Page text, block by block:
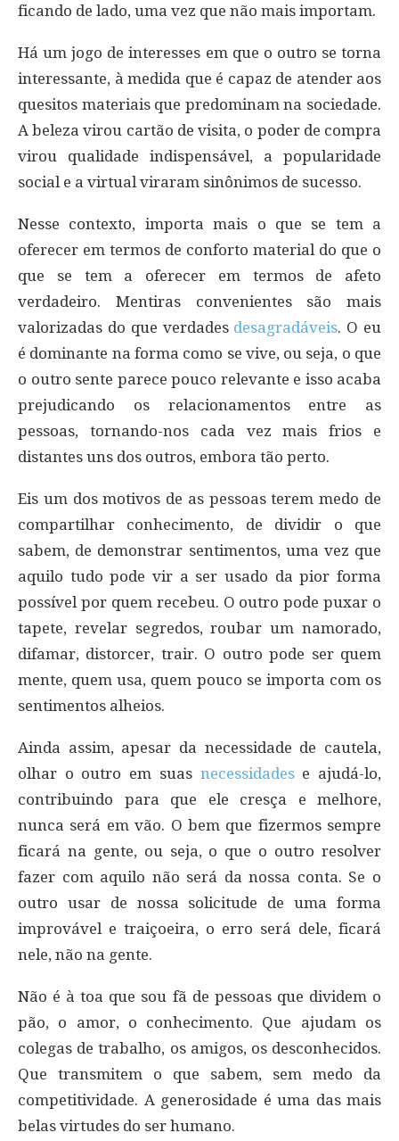
ficando de lado, uma vez que não mais importam.
Há um jogo de interesses em que o outro se torna
interessante, à medida que é capaz de atender aos
quesitos materiais que predominam na sociedade.
A beleza virou cartão de visita, o poder de compra
virou qualidade indispensável, a popularidade
social e a virtual viraram sinônimos de sucesso.
Nesse contexto, importa mais o que se tem a
oferecer em termos de conforto material do que o
que se tem a oferecer em termos de afeto
verdadeiro. Mentiras convenientes são mais
valorizadas do que verdades desagradáveis. O eu
é dominante na forma como se vive, ou seja, o que
o outro sente parece pouco relevante e isso acaba
prejudicando os relacionamentos entre as
pessoas, tornando-nos cada vez mais frios e
distantes uns dos outros, embora tão perto.
Eis um dos motivos de as pessoas terem medo de
compartilhar conhecimento, de dividir o que
sabem, de demonstrar sentimentos, uma vez que
aquilo tudo pode vir a ser usado da pior forma
possível por quem recebeu. O outro pode puxar o
tapete, revelar segredos, roubar um namorado,
difamar, distorcer, trair. O outro pode ser quem
mente, quem usa, quem pouco se importa com os
sentimentos alheios.
Ainda assim, apesar da necessidade de cautela,
olhar o outro em suas necessidadese ajudá-lo,
contribuindo para que ele cresça e melhore,
nunca será em vão. O bem que fizermos sempre
ficará na gente, ou seja, o que o outro resolver
fazer com aquilo não será da nossa conta. Se o
outro usar de nossa solicitude de uma forma
improvável e traiçoeira, o erro será dele, ficará
nele, não na gente.
Não é à toa que sou fã de pessoas que dividem o
pão, o amor, o conhecimento. Que ajudam os
colegas de trabalho, os amigos, os desconhecidos.
Que transmitem o que sabem, sem medo da
competitividade. A generosidade é uma das mais
belas virtudes do ser humano.